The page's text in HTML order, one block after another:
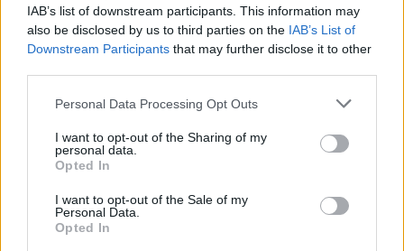
IAB’s list of downstream participants. This information may
also be disclosed by us to third parties on the IAB’s List of
Downstream Participants that may further disclose it to other
Please note that this website/app uses one or more Google
not limited to your visit or usage behaviour. You may click to
grant or deny consent to Google and its third-party tags to
use your data for below specified purposes in below Google
consent section.
Personal Data Processing Opt Outs
I want to opt-out of the Sharing of my
personal data.
Opted In
I want to opt-out of the Sale of my
Personal Data.
Opted In
Új Nick
17 éve
Aki mázlizik, annak tényleg fogalma sincs az
kezdődik amikor elkezdik beleverni a kapuspalánta
fejébe, hogy a kapu mettől meddig tart... Ott már
lehetne mázli is. Csak éppen nem mindegy, hogy a
kezét a lábát vagy a karját kapja fel. Ha mindegyiket
felkapta volna, akkor jógi lenne és lebegne, tudniilik.
Szóval, mázli volt, hogy a korong a lábát találta el,